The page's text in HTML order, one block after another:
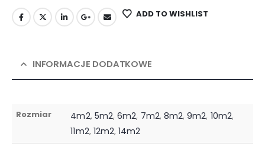
ADD TO WISHLIST
INFORMACJE DODATKOWE
Rozmiar 4m2, 5m2,6m2, 7m2, 8m2,9m2, 10m2,
11m2, 12m2,14m2